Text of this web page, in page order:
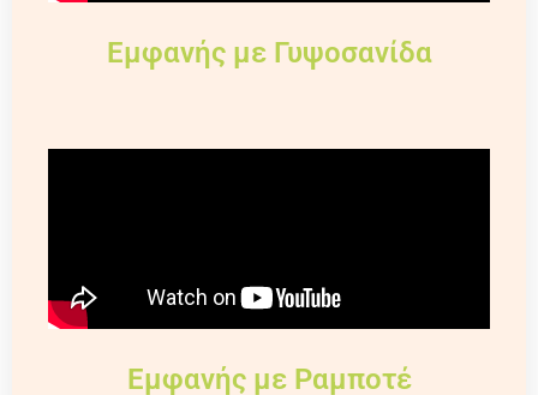
Εμφανής με Ραμποτέ
Εμφανής με Γυψοσανίδα